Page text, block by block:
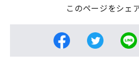
このページをシェ